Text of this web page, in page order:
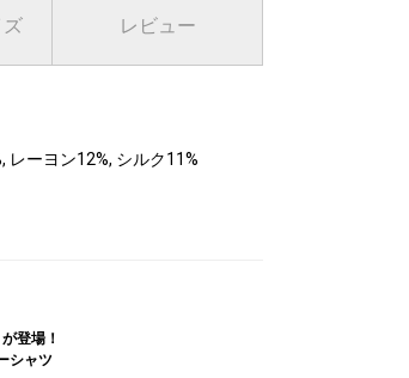
レビュー
レーヨン12%, シルク11%
登場！
シャツ